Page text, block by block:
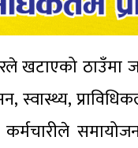
खटाएको
स्वास्थ्य,